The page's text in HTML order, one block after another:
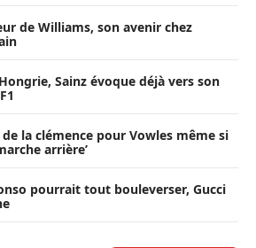
de Williams, son avenir chez
Sainz évoque déjà vers son
la clémence pour Vowles même si
arrière’
pourrait tout bouleverser, Gucci